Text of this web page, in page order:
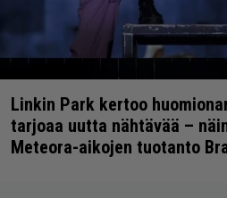
Linkin Park kertoo
tarjoaa uutta nähtävää –
Meteora-aikojen tuotanto